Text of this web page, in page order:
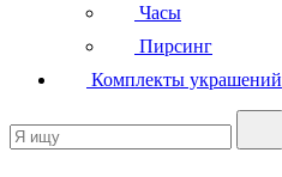
Часы
Пирсинг
Комплекты украшений